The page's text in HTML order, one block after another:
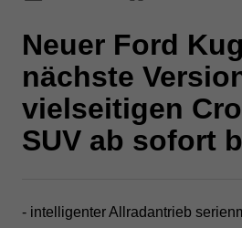
Neuer Ford
nächste
vielseitigen
SUV ab sofort
- intelligenter Allradantrieb